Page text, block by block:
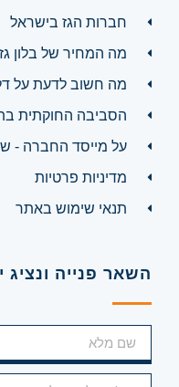
חברות הגז בישראל
מה המחיר של בלון
מה חשוב לדעת על
הסביבה החוקתית
על מייסד החברה -
מדיניות פרטיות
תנאי שימוש באתר
השאר פנייה ונציג